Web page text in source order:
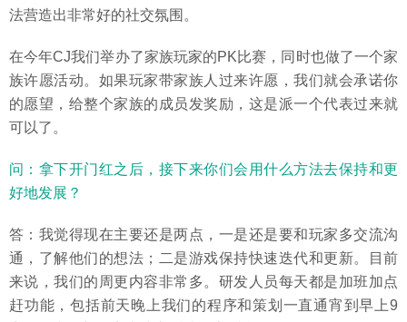
法营造出非常好的社交氛围。
在今年CJ我们举办了家族玩家的PK比赛，同时也做了一个家
族许愿活动。如果玩家带家族人过来许愿，我们就会承诺你
的愿望，给整个家族的成员发奖励，这是派一个代表过来就
可以了。
问：拿下开门红之后，接下来你们会用什么方法去保持和更
好地发展？
答：我觉得现在主要还是两点，一是还是要和玩家多交流沟
通，了解他们的想法；二是游戏保持快速迭代和更新。目前
来说，我们的周更内容非常多。研发人员每天都是加班加点
赶功能，包括前天晚上我们的程序和策划一直通宵到早上9